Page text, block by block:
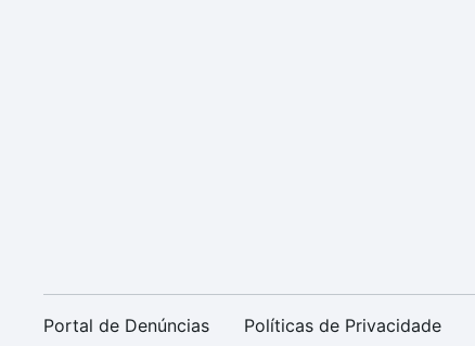
Portal de Denúncias Políticas de Privacidade